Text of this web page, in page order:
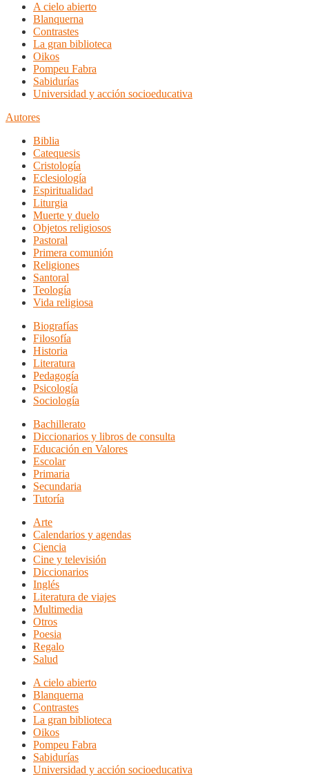
A cielo abierto
Blanquerna
Contrastes
La gran biblioteca
Oikos
Pompeu Fabra
Sabidurías
Universidad y acción socioeducativa
Autores
Biblia
Catequesis
Cristología
Eclesiología
Espiritualidad
Liturgia
Muerte y duelo
Objetos religiosos
Pastoral
Primera comunión
Religiones
Santoral
Teología
Vida religiosa
Biografías
Filosofía
Historia
Literatura
Pedagogía
Psicología
Sociología
Bachillerato
Diccionarios y libros de consulta
Educación en Valores
Escolar
Primaria
Secundaria
Tutoría
Arte
Calendarios y agendas
Ciencia
Cine y televisión
Diccionarios
Inglés
Literatura de viajes
Multimedia
Otros
Poesia
Regalo
Salud
A cielo abierto
Blanquerna
Contrastes
La gran biblioteca
Oikos
Pompeu Fabra
Sabidurías
Universidad y acción socioeducativa